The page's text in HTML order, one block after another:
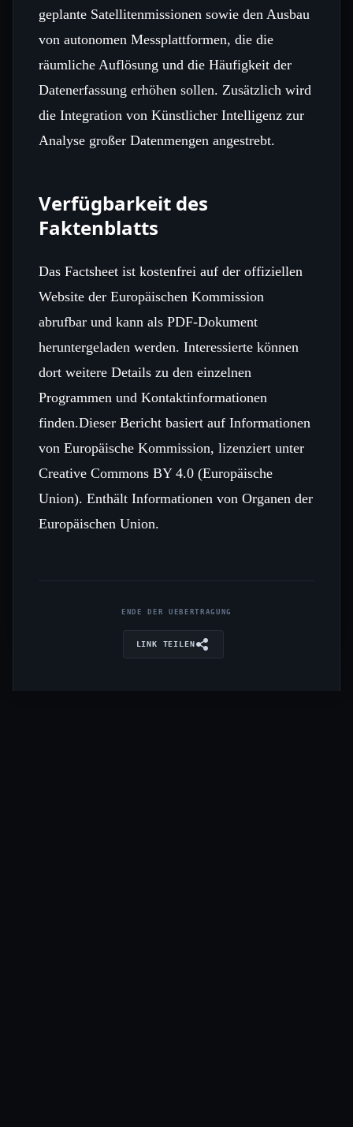
geplante Satellitenmissionen sowie den Ausbau
von autonomen Messplattformen, die die
räumliche Auflösung und die Häufigkeit der
Datenerfassung erhöhen sollen. Zusätzlich wird
die Integration von Künstlicher Intelligenz zur
Analyse großer Datenmengen angestrebt.
Verfügbarkeit des
Faktenblatts
Das Factsheet ist kostenfrei auf der offiziellen
Website der Europäischen Kommission
abrufbar und kann als PDF‑Dokument
heruntergeladen werden. Interessierte können
dort weitere Details zu den einzelnen
Programmen und Kontaktinformationen
finden.Dieser Bericht basiert auf Informationen
von Europäische Kommission, lizenziert unter
Creative Commons BY 4.0 (Europäische
Union). Enthält Informationen von Organen der
Europäischen Union.
ENDE DER UEBERTRAGUNG
LINK TEILEN